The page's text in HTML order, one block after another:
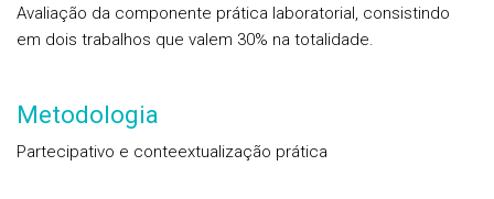
Avaliação da componente prática laboratorial, consistindo
em dois trabalhos que valem 30% na totalidade.
Metodologia
Partecipativo e conteextualização prática